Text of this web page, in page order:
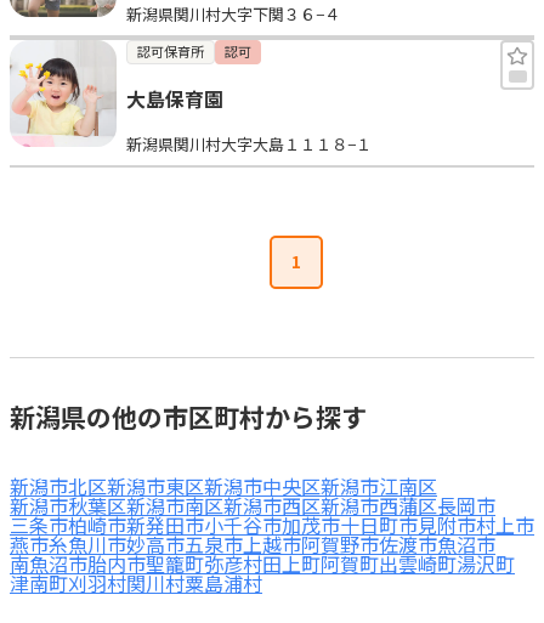
見学日記
メッセージ
おすすめの園
新潟県関川村大字下関３６−４
認可保育所 認可
大島保育園
新潟県関川村大字大島１１１８−１
1
新潟県の他の市区町村から探す
新潟市北区新潟市東区新潟市中央区新潟市江南区
新潟市秋葉区新潟市南区新潟市西区新潟市西蒲区長岡市
三条市柏崎市新発田市小千谷市加茂市十日町市見附市村上市
燕市糸魚川市妙高市五泉市上越市阿賀野市佐渡市魚沼市
南魚沼市胎内市聖籠町弥彦村田上町阿賀町出雲崎町湯沢町
津南町刈羽村関川村粟島浦村